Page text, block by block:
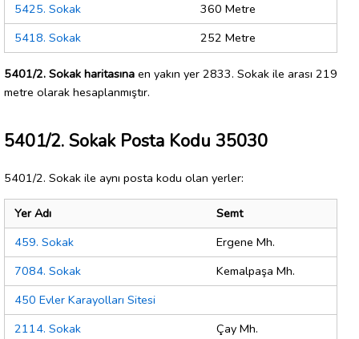
5425. Sokak
360 Metre
5418. Sokak
252 Metre
5401/2. Sokak haritasına en yakın yer 2833. Sokak ile arası 219
metre olarak hesaplanmıştır.
5401/2. Sokak Posta Kodu 35030
5401/2. Sokak ile aynı posta kodu olan yerler:
Yer Adı
Semt
459. Sokak
Ergene Mh.
7084. Sokak
Kemalpaşa Mh.
450 Evler Karayolları Sitesi
2114. Sokak
Çay Mh.